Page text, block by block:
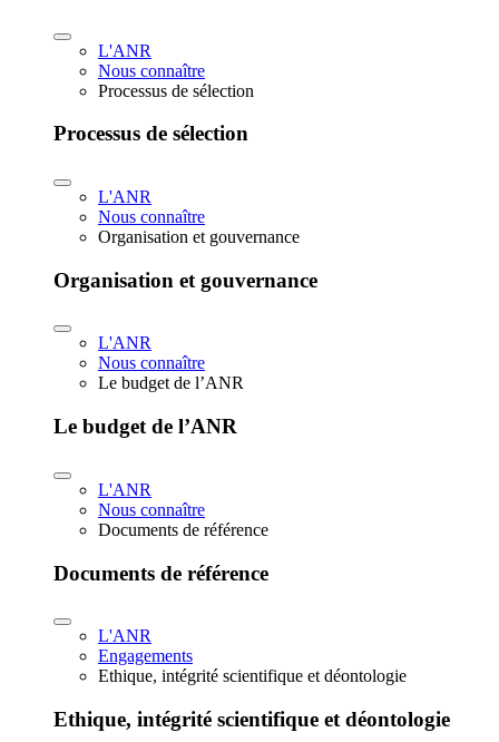
L'ANR
Nous connaître
Processus de sélection
Processus de sélection
L'ANR
Nous connaître
Organisation et gouvernance
Organisation et gouvernance
L'ANR
Nous connaître
Le budget de l’ANR
Le budget de l’ANR
L'ANR
Nous connaître
Documents de référence
Documents de référence
L'ANR
Engagements
Ethique, intégrité scientifique et déontologie
Ethique, intégrité scientifique et déontologie